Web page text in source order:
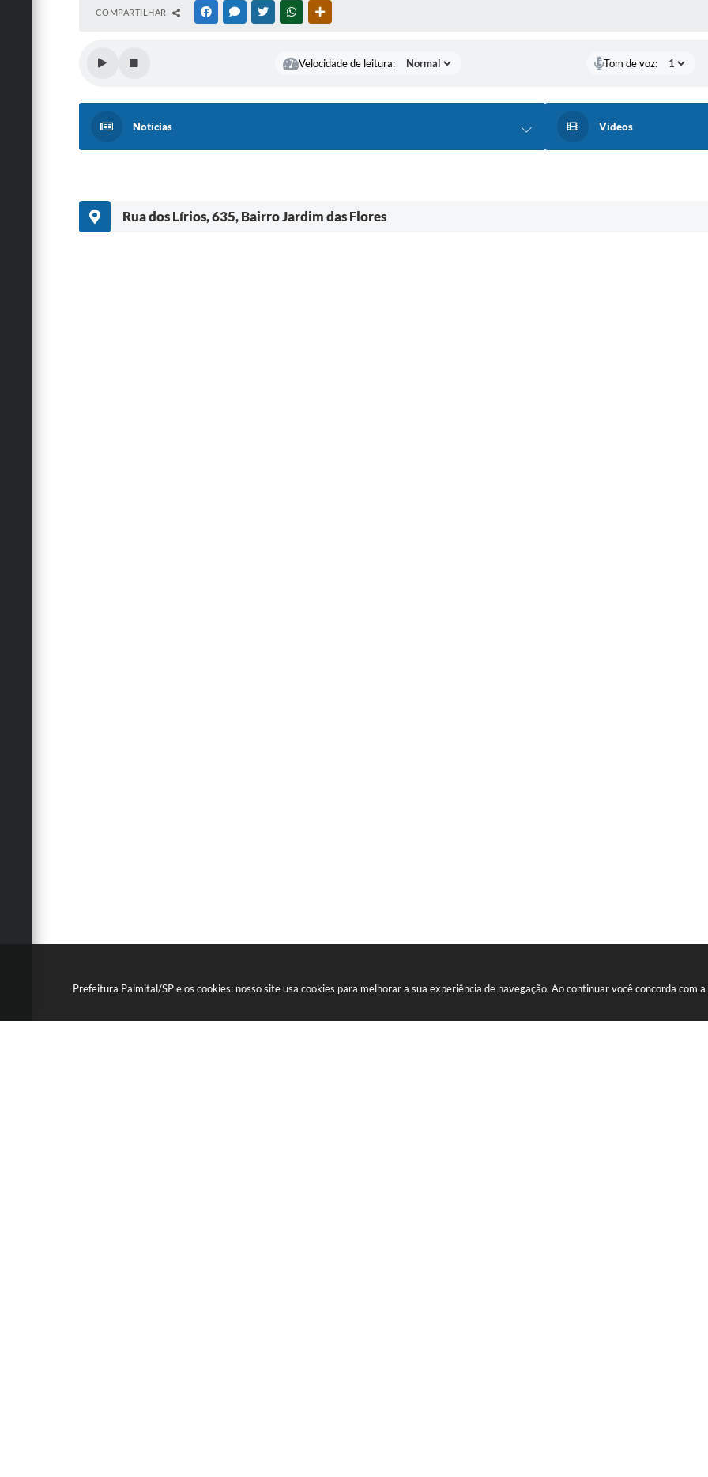
Prefeitura Palmital/SP e os cookies: nosso site usa cookies para melhorar a sua experiência de navegação. Ao continuar você concorda com a
COMPARTILHAR FACEBOOKMESSENGER
TWITTERWHATSAPP
Velocidade de leitura: Tom de voz:
Notícias Vídeos
Rua dos Lírios, 635, Bairro Jardim das Flores